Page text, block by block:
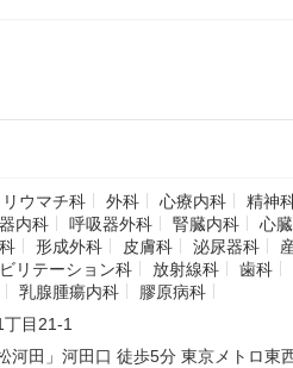
リウマチ科 外科 心療内科
精神
内科 呼吸器外科 腎臓内科
心
形成外科 皮膚科 泌尿器科
リテーション科 放射線科
歯科
乳腺腫瘍内科
膠原病科
目21-1
河田」河田口 徒歩5分 東京メトロ東